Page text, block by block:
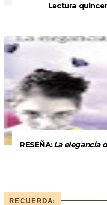
Lectura
RESEÑA: La elegancia
RECUERDA: